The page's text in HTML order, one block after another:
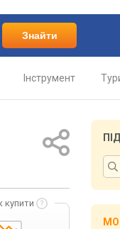
Знайти
Інструмент
купити